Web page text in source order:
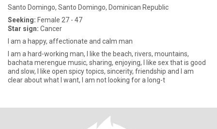
Santo Domingo, Santo Domingo, Dominican Republic
Seeking: Female 27 - 47
Star sign: Cancer
I am a happy, affectionate and calm man
I am a hard-working man, I like the beach, rivers, mountains,
bachata merengue music, sharing, enjoying, I like sex that is good
and slow, I like open spicy topics, sincerity, friendship and I am
clear about what I want, I am not looking for a long-t